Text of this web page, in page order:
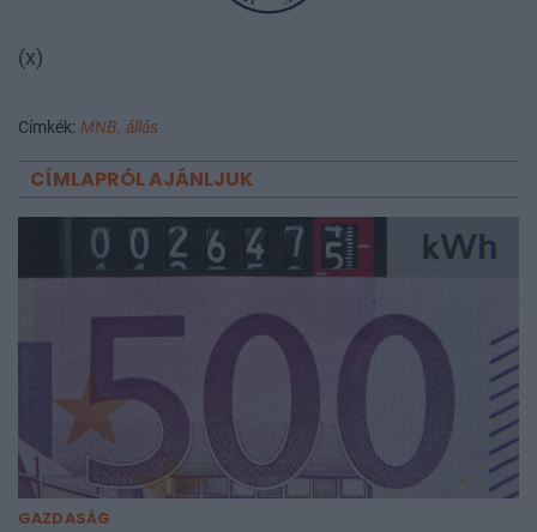
(x)
Címkék: MNB, állás
CÍMLAPRÓL AJÁNLJUK
GAZDASÁG